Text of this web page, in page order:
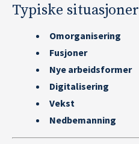
Typiske situasjoner
Omorganisering
Fusjoner
Nye arbeidsformer
Digitalisering
Vekst
Nedbemanning